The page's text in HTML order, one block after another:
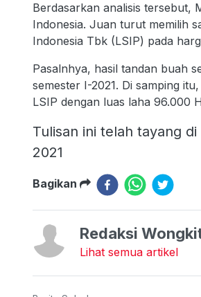
Berdasarkan analisis tersebut,
Indonesia. Juan turut memilih
Indonesia Tbk (LSIP) pada
Pasalnhya, hasil tandan buah
semester I-2021. Di samping
LSIP dengan luas laha 96.000
Tulisan ini telah tayang di
2021
Bagikan
Redaksi
Lihat semua artikel